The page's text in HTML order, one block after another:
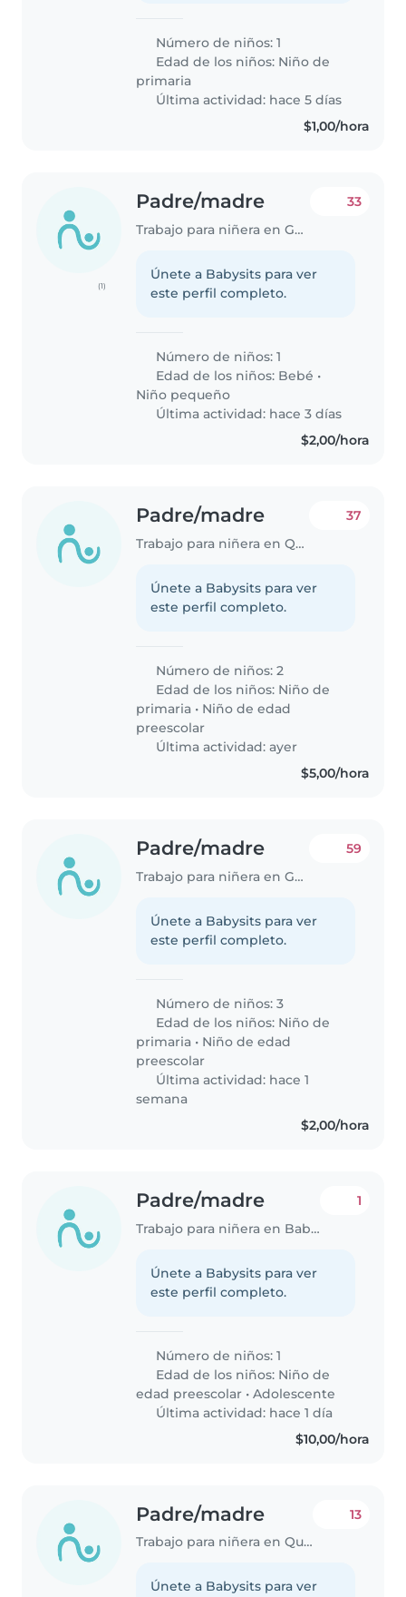
Número de niños: 1
Edad de los niños: Niño de
primaria
Última actividad: hace 5 días
$1,00/hora
(1)
Padre/madre
Trabajo para niñera en Guayaquil
33
Únete a Babysits para ver
este perfil completo.
Número de niños: 1
Edad de los niños: Bebé •
Niño pequeño
Última actividad: hace 3 días
$2,00/hora
Padre/madre
Trabajo para niñera en Quito
37
Únete a Babysits para ver
este perfil completo.
Número de niños: 2
Edad de los niños: Niño de
primaria • Niño de edad
preescolar
Última actividad: ayer
$5,00/hora
Padre/madre
Trabajo para niñera en Guayaquil
59
Únete a Babysits para ver
este perfil completo.
Número de niños: 3
Edad de los niños: Niño de
primaria • Niño de edad
preescolar
Última actividad: hace 1
semana
$2,00/hora
Padre/madre
Trabajo para niñera en Babahoyo
1
Únete a Babysits para ver
este perfil completo.
Número de niños: 1
Edad de los niños: Niño de
edad preescolar •Adolescente
Última actividad: hace 1 día
$10,00/hora
Padre/madre
Trabajo para niñera en Quito
13
Únete a Babysits para ver